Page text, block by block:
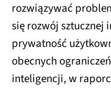
rozwiązywać
się rozwój sztucznej
prywatność
obecnych
inteligencji, w